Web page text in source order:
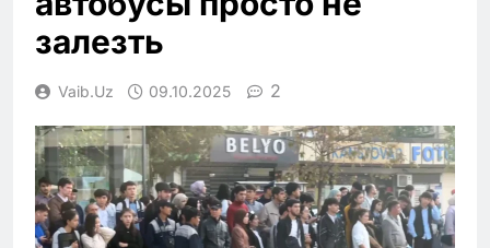
залезть
Vaib.uz 09.10.2025 2